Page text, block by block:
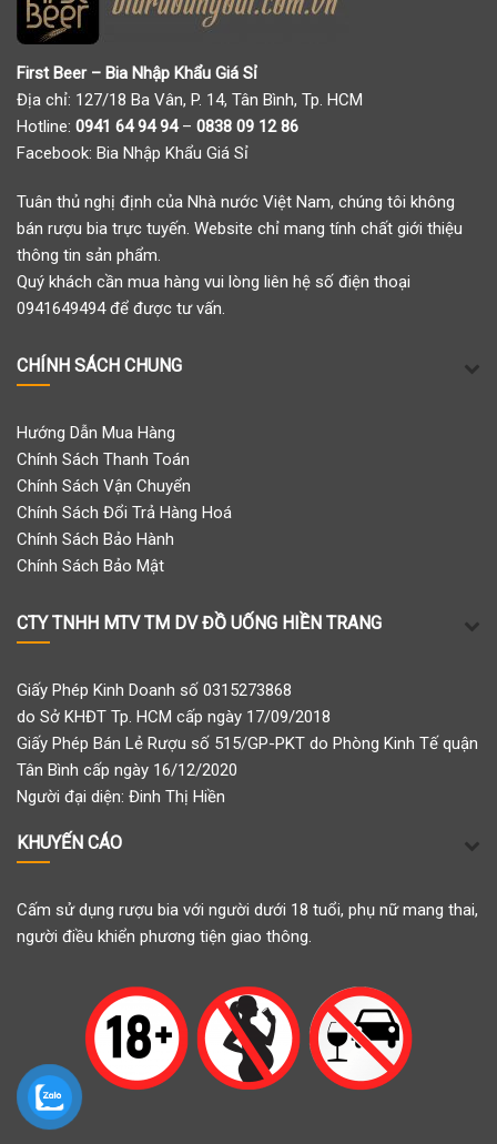
First Beer – Bia Nhập Khẩu Giá Sỉ
Địa chỉ: 127/18 Ba Vân, P. 14, Tân Bình, Tp. HCM
Hotline: 0941 64 94 94– 0838 09 12 86
Facebook: Bia Nhập Khẩu Giá Sỉ
Tuân thủ nghị định của Nhà nước Việt Nam, chúng tôi không
bán rượu bia trực tuyến. Website chỉ mang tính chất giới thiệu
thông tin sản phẩm.
Quý khách cần mua hàng vui lòng liên hệ số điện thoại
0941649494 để được tư vấn.
CHÍNH SÁCH CHUNG
Hướng Dẫn Mua Hàng
Chính Sách Thanh Toán
Chính Sách Vận Chuyển
Chính Sách Đổi Trả Hàng Hoá
Chính Sách Bảo Hành
Chính Sách Bảo Mật
CTY TNHH MTV TM DV ĐỒ UỐNG HIỀN TRANG
Giấy Phép Kinh Doanh số 0315273868
do Sở KHĐT Tp. HCM cấp ngày 17/09/2018
Giấy Phép Bán Lẻ Rượu số 515/GP-PKT do Phòng Kinh Tế quận
Tân Bình cấp ngày 16/12/2020
Người đại diện: Đinh Thị Hiền
KHUYẾN CÁO
Cấm sử dụng rượu bia với người dưới 18 tuổi, phụ nữ mang thai,
người điều khiển phương tiện giao thông.